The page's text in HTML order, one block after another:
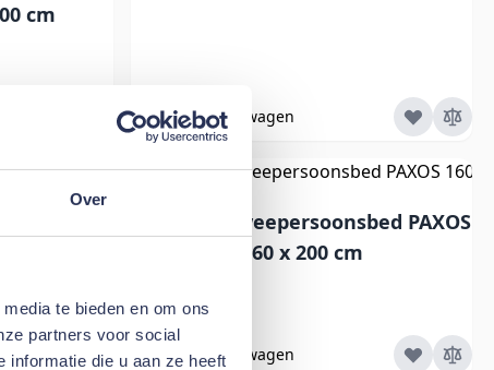
Over
te bieden en om ons
partners voor social
informatie die u aan ze heeft
cm
In Winkelwagen
Poldimar Tweepersoonsbed PAXOS
160 x 200 cm
€ 359,00
In Winkelwagen